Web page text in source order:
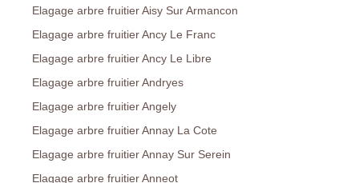
Elagage arbre fruitier Aisy Sur Armancon
Elagage arbre fruitier Ancy Le Franc
Elagage arbre fruitier Ancy Le Libre
Elagage arbre fruitier Andryes
Elagage arbre fruitier Angely
Elagage arbre fruitier Annay La Cote
Elagage arbre fruitier Annay Sur Serein
Elagage arbre fruitier Anneot